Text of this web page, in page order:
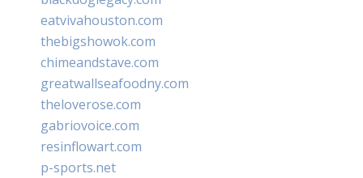
eatvivahouston.com
thebigshowok.com
chimeandstave.com
greatwallseafoodny.com
theloverose.com
gabriovoice.com
resinflowart.com
p-sports.net